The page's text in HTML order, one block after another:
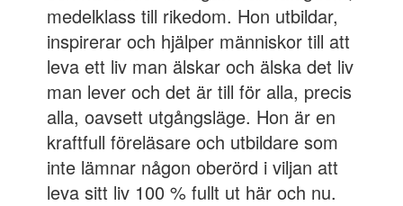
medelklass till rikedom. Hon utbildar,
inspirerar och hjälper människor till att
leva ett liv man älskar och älska det liv
man lever och det är till för alla, precis
alla, oavsett utgångsläge. Hon är en
kraftfull föreläsare och utbildare som
inte lämnar någon oberörd i viljan att
leva sitt liv 100 % fullt ut här och nu.